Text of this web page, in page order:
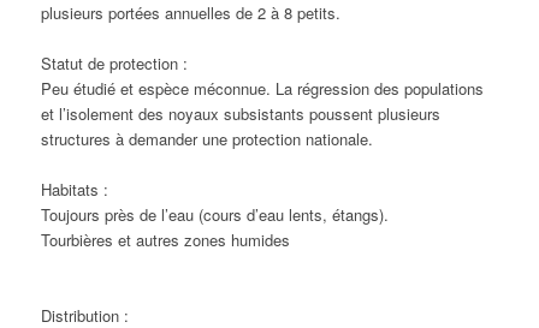
plusieurs portées annuelles de 2 à 8 petits.
Statut de protection :
Peu étudié et espèce méconnue. La régression des populations
et l’isolement des noyaux subsistants poussent plusieurs
structures à demander une protection nationale.
Habitats :
Toujours près de l’eau (cours d’eau lents, étangs).
Tourbières et autres zones humides
Distribution :